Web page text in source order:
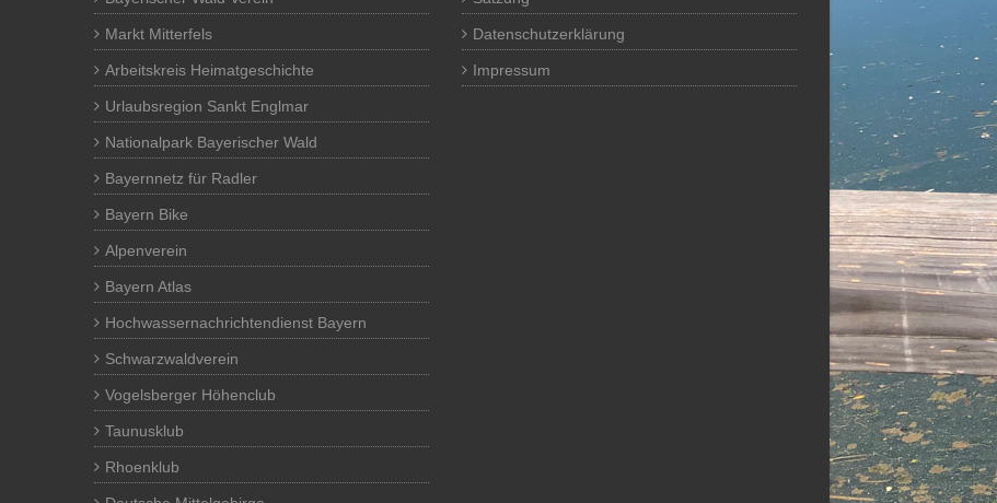
Markt Mitterfels
Arbeitskreis Heimatgeschichte
Urlaubsregion Sankt Englmar
Nationalpark Bayerischer Wald
Bayernnetz für Radler
Bayern Bike
Alpenverein
Bayern Atlas
Hochwassernachrichtendienst Bayern
Schwarzwaldverein
Vogelsberger Höhenclub
Taunusklub
Rhoenklub
Datenschutzerklärung
Impressum